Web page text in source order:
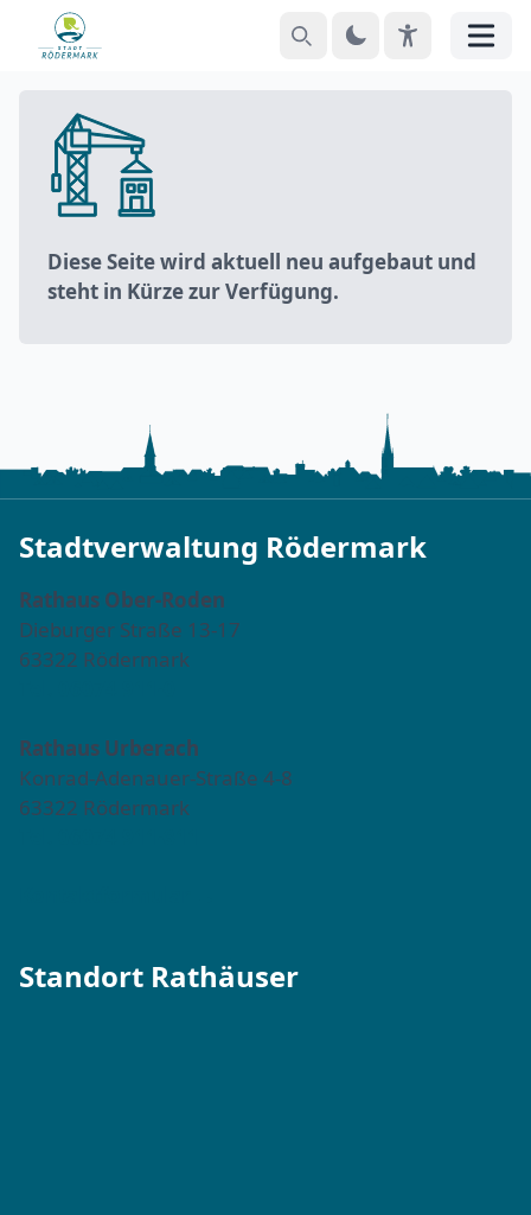
SuchenThemeEyeAbleMenü
Diese Seite wird aktuell neu aufgebaut und
steht in Kürze zur Verfügung.
Stadtverwaltung Rödermark
Rathaus Ober-Roden
Dieburger Straße 13-17
63322 Rödermark
Rathaus Urberach
Konrad-Adenauer-Straße 4-8
63322 Rödermark
Standort Rathäuser